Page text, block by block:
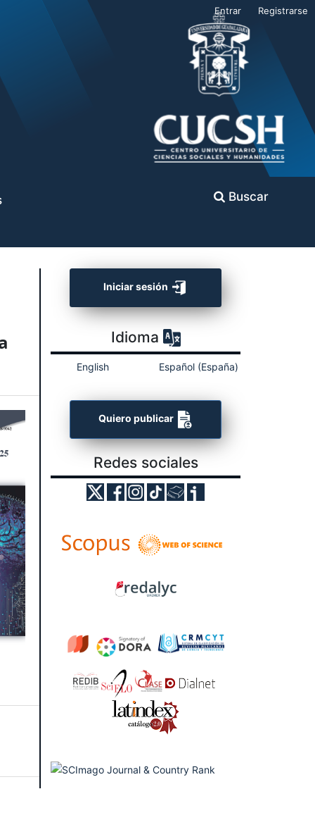
Buscar
Entrar Registrarse
Iniciar sesión
Idioma
English Español (España)
Quiero publicar
Redes sociales